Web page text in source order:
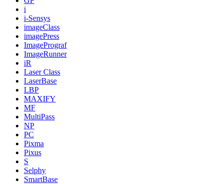
i
i-Sensys
imageClass
imagePress
ImagePrograf
ImageRunner
iR
Laser Class
LaserBase
LBP
MAXIFY
MF
MultiPass
NP
PC
Pixma
Pixus
S
Selphy
SmartBase